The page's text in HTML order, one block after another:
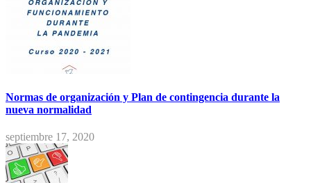
Normas de organización y Plan de contingencia durante la
nueva normalidad
septiembre 17, 2020